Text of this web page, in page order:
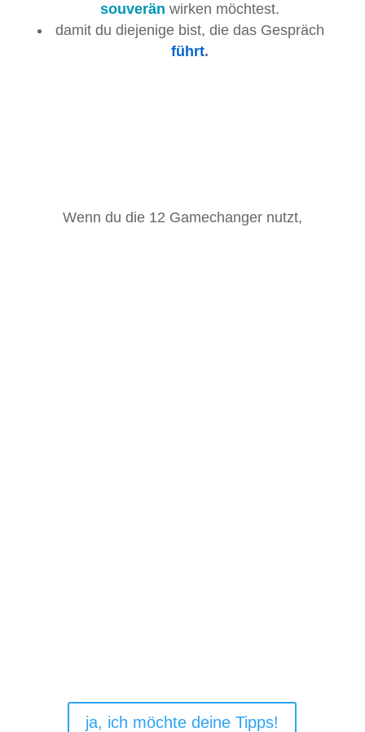
souverän wirken möchtest.
damit du diejenige bist, die das Gespräch
führt.
Wenn du die 12 Gamechanger nutzt,
ja, ich möchte deine Tipps!